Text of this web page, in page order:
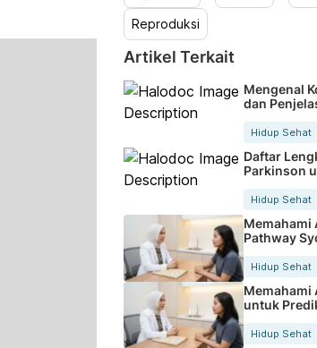
Reproduksi
Artikel Terkait
Mengenal
dan
Hidup Sehat
Daftar
Parkinson
Hidup Sehat
Memahami
Pathway
Hidup Sehat
Memahami
untuk
Hidup Sehat